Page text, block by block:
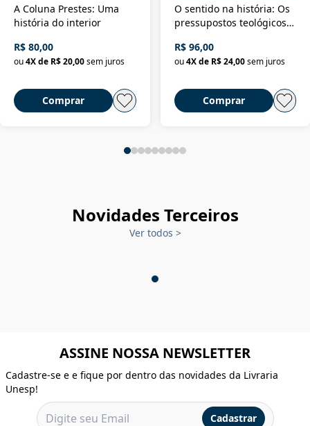
A Coluna Prestes: Uma
história do interior
R$ 80,00
ou4X de R$ 20,00sem juros
Comprar
O sentido na história: Os
pressupostos teológicos
R$ 96,00
ou 4X de R$ 24,00 sem juros
Comprar
Novidades Terceiros
Ver todos >
ASSINE NOSSA NEWSLETTER
Cadastre-se e e fique por dentro das novidades da Livraria
Unesp!
Cadastrar